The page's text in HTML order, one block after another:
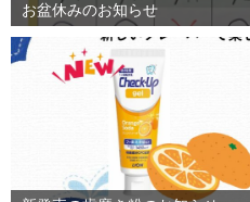
お盆休みのお知らせ